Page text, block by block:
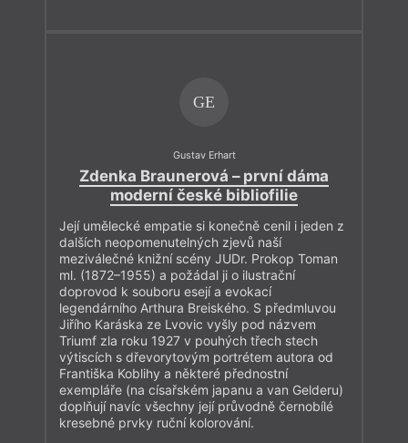
GE
Gustav Erhart
Zdenka Braunerová – první dáma
moderní české bibliofilie
Její umělecké empatie si konečně cenil i jeden z
dalších neopomenutelných zjevů naší
meziválečné knižní scény JUDr. Prokop Toman
ml. (1872–1955) a požádal ji o ilustrační
doprovod k souboru esejí a evokací
legendárního Arthura Breiského. S předmluvou
Jiřího Karáska ze Lvovic vyšly pod názvem
Triumf zla roku 1927 v pouhých třech stech
výtiscích s dřevorytovým portrétem autora od
Františka Koblihy a některé přednostní
exempláře (na císařském japanu a van Gelderu)
doplňují navíc všechny její průvodně černobílé
kresebné prvky ruční kolorování.